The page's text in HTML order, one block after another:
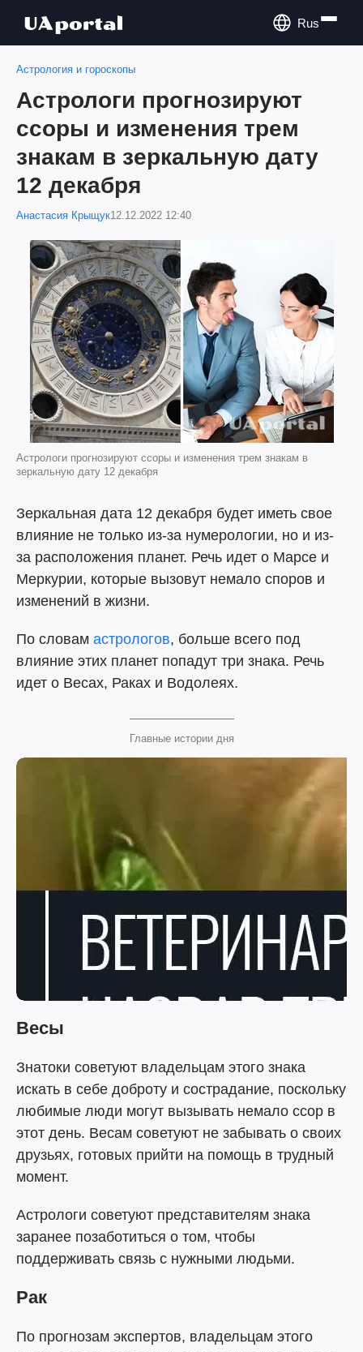
Rus
Астрология и гороскопы
Астрологи прогнозируют
ссоры и изменения трем
знакам в зеркальную дату
12 декабря
Анастасия Крыщук12.12.2022 12:40
Астрологи прогнозируют ссоры и изменения трем знакам в
зеркальную дату 12 декабря
Зеркальная дата 12 декабря будет иметь свое
влияние не только из-за нумерологии, но и из-
за расположения планет. Речь идет о Марсе и
Меркурии, которые вызовут немало споров и
изменений в жизни.
По словам астрологов, больше всего под
влияние этих планет попадут три знака. Речь
идет о Весах, Раках и Водолеях.
Главные истории дня
Весы
Знатоки советуют владельцам этого знака
искать в себе доброту и сострадание, поскольку
любимые люди могут вызывать немало ссор в
этот день. Весам советуют не забывать о своих
друзьях, готовых прийти на помощь в трудный
момент.
Астрологи советуют представителям знака
заранее позаботиться о том, чтобы
поддерживать связь с нужными людьми.
Рак
По прогнозам экспертов, владельцам этого